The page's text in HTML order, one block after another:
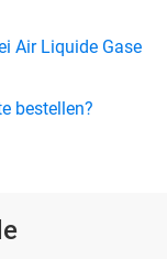
Air Liquide Gase
bestellen?